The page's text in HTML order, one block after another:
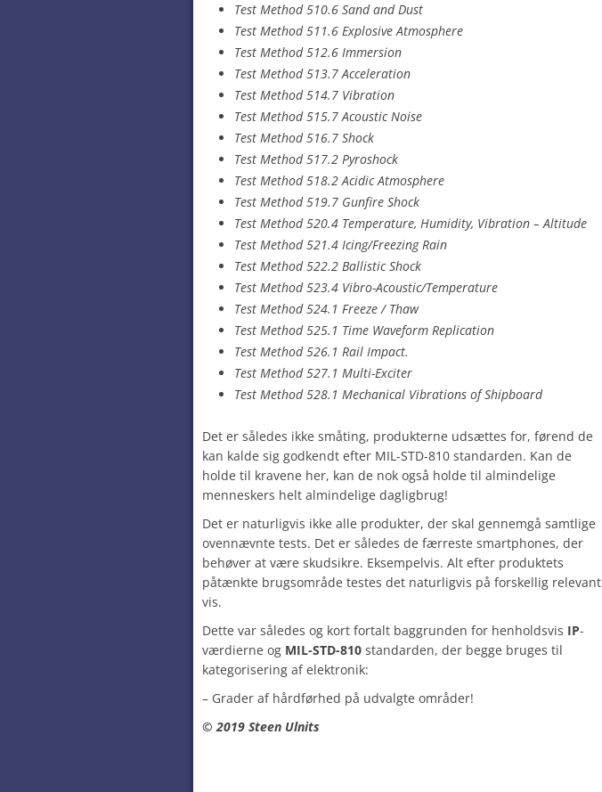
Test Method 510.6 Sand and Dust
Test Method 511.6 Explosive Atmosphere
Test Method 512.6 Immersion
Test Method 513.7 Acceleration
Test Method 514.7 Vibration
Test Method 515.7 Acoustic Noise
Test Method 516.7 Shock
Test Method 517.2 Pyroshock
Test Method 518.2 Acidic Atmosphere
Test Method 519.7 Gunfire Shock
Test Method 520.4 Temperature, Humidity, Vibration – Altitude
Test Method 521.4 Icing/Freezing Rain
Test Method 522.2 Ballistic Shock
Test Method 523.4 Vibro-Acoustic/Temperature
Test Method 524.1 Freeze / Thaw
Test Method 525.1 Time Waveform Replication
Test Method 526.1 Rail Impact.
Test Method 527.1 Multi-Exciter
Test Method 528.1 Mechanical Vibrations of Shipboard
Det er således ikke småting, produkterne udsættes for, førend de
kan kalde sig godkendt efter MIL-STD-810 standarden. Kan de
holde til kravene her, kan de nok også holde til almindelige
menneskers helt almindelige dagligbrug!
Det er naturligvis ikke alle produkter, der skal gennemgå samtlige
ovennævnte tests. Det er således de færreste smartphones, der
behøver at være skudsikre. Eksempelvis. Alt efter produktets
påtænkte brugsområde testes det naturligvis på forskellig relevant
vis.
Dette var således og kort fortalt baggrunden for henholdsvis IP-
værdierne og MIL-STD-810 standarden, der begge bruges til
kategorisering af elektronik:
– Grader af hårdførhed på udvalgte områder!
© 2019 Steen Ulnits